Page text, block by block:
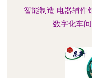
智能制造 电器辅
数字化车